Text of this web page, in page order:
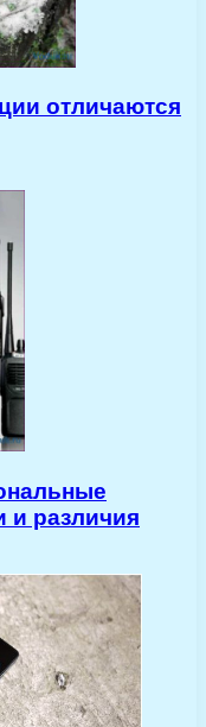
отличаются
и различия